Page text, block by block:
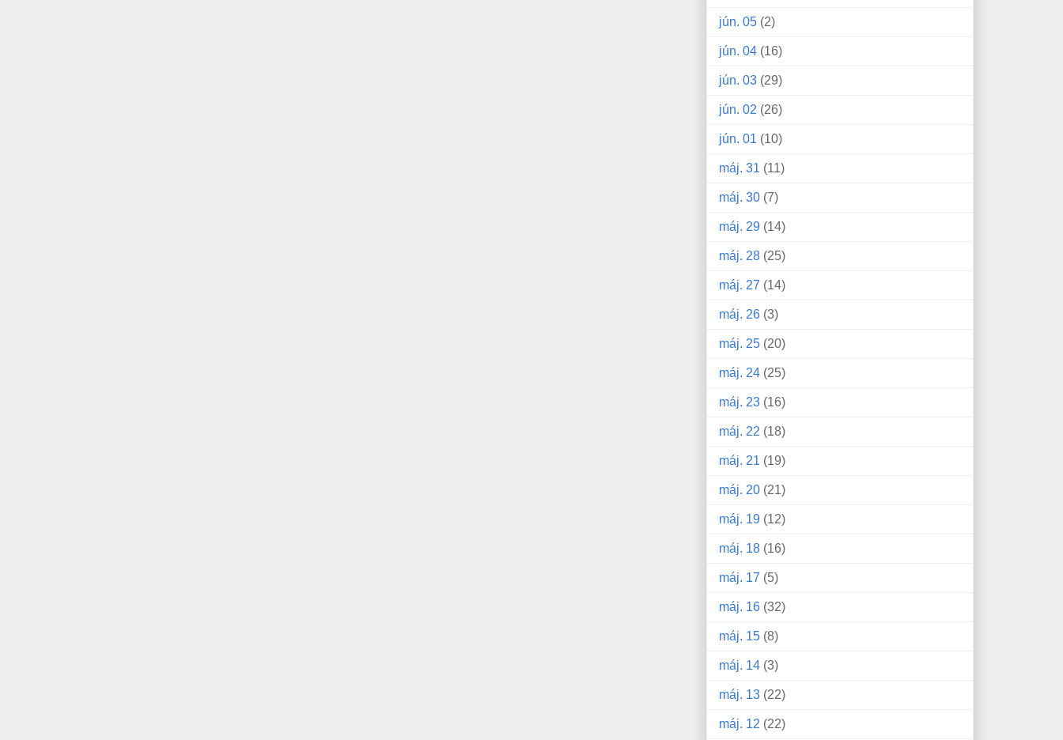
jún. 05 (2)
jún. 04 (16)
jún. 03 (29)
jún. 02 (26)
jún. 01 (10)
máj. 31 (11)
máj. 30 (7)
máj. 29 (14)
máj. 28 (25)
máj. 27 (14)
máj. 26 (3)
máj. 25 (20)
máj. 24 (25)
máj. 23 (16)
máj. 22 (18)
máj. 21 (19)
máj. 20 (21)
máj. 19 (12)
máj. 18 (16)
máj. 17 (5)
máj. 16 (32)
máj. 15 (8)
máj. 14 (3)
máj. 13 (22)
máj. 12 (22)